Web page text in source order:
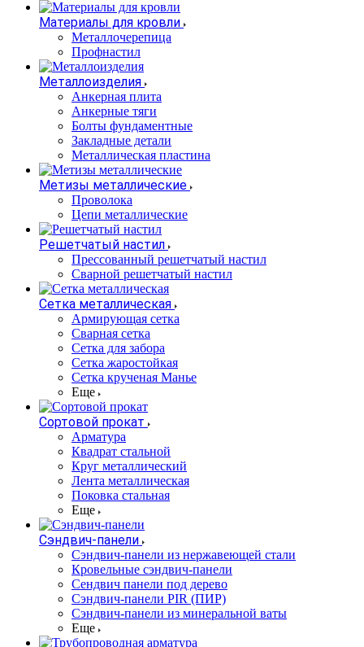
Материалы для кровли
Металлочерепица
Профнастил
Металлоизделия
Анкерная плита
Анкерные тяги
Болты фундаментные
Закладные детали
Металлическая пластина
Метизы металлические
Проволока
Цепи металлические
Решетчатый настил
Прессованный решетчатый настил
Сварной решетчатый настил
Сетка металлическая
Армирующая сетка
Сварная сетка
Сетка для забора
Сетка жаростойкая
Сетка крученая Манье
Еще
Сортовой прокат
Арматура
Квадрат стальной
Круг металлический
Лента металлическая
Поковка стальная
Еще
Сэндвич-панели
Cэндвич-панели из нержавеющей стали
Кровельные сэндвич-панели
Сендвич панели под дерево
Сэндвич-панели PIR (ПИР)
Сэндвич-панели из минеральной ваты
Еще